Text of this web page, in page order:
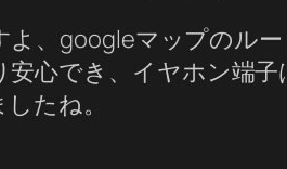
、googleマップのル
心でき、イヤホン端
たね。